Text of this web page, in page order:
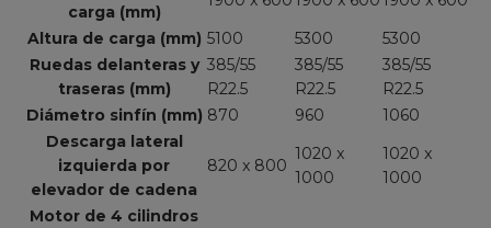
carga (mm)
Altura de carga (mm) 5100 5300
5300
Ruedas delanteras y
traseras (mm)
385/55
R22.5
385/55
R22.5
385/55
R22.5
Diámetro sinfín (mm) 870 960
1060
Descarga lateral
izquierda por
elevador de cadena
820 x 800
1020 x
1000
1020 x
1000
Motor de 4 cilindros